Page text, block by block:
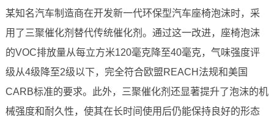
某知名汽车制造商在开发新一代环保型汽车座椅泡沫时，采
用了三聚催化剂替代传统催化剂。通过这一改进，座椅泡沫
的VOC排放量从每立方米120毫克降至40毫克，气味强度评
级从4级降至2级以下，完全符合欧盟REACH法规和美国
CARB标准的要求。此外，三聚催化剂还显著提升了泡沫的机
械强度和耐久性，使其在长时间使用后仍能保持良好的形态